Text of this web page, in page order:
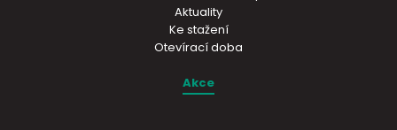
Aktuality
Ke stažení
Otevírací doba
Akce